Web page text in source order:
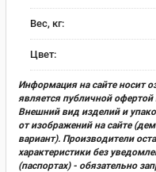
Вес, кг:
Цвет:
Информация на сайте носит
является публичной
Внешний вид изделий и
от изображений на сайте
вариант). Производители
характеристики без
(паспортах) - обязательно